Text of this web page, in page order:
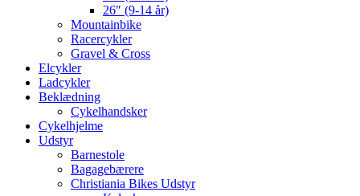
26″ (9-14 år)
Mountainbike
Racercykler
Gravel & Cross
Elcykler
Ladcykler
Beklædning
Cykelhandsker
Cykelhjelme
Udstyr
Barnestole
Bagagebærere
Christiania Bikes Udstyr